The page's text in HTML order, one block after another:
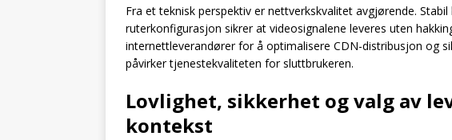
Fra et teknisk perspektiv er nettverkskvalitet avgjørende.
ruterkonfigurasjon sikrer at videosignalene leveres uten
internettleverandører for å optimalisere CDN-distribusjon og
påvirker tjenestekvaliteten for sluttbrukeren.
Lovlighet, sikkerhet og valg av
kontekst